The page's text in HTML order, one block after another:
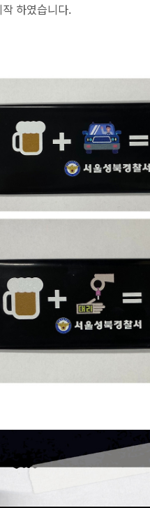
하였습니다.